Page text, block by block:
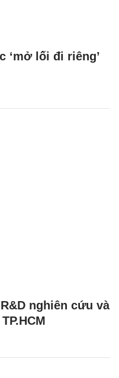
‘mở lối đi riêng’
nghiên cứu và